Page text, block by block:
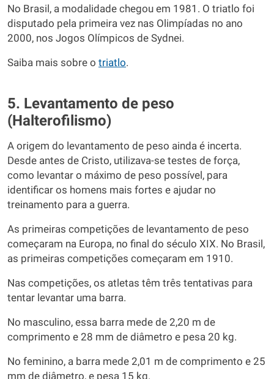
No Brasil, a modalidade chegou em 1981. O triatlo foi
disputado pela primeira vez nas Olimpíadas no ano
2000, nos Jogos Olímpicos de Sydnei.
Saiba mais sobre o triatlo.
5. Levantamento de peso
(Halterofilismo)
A origem do levantamento de peso ainda é incerta.
Desde antes de Cristo, utilizava-se testes de força,
como levantar o máximo de peso possível, para
identificar os homens mais fortes e ajudar no
treinamento para a guerra.
As primeiras competições de levantamento de peso
começaram na Europa, no final do século XIX. No Brasil,
as primeiras competições começaram em 1910.
Nas competições, os atletas têm três tentativas para
tentar levantar uma barra.
No masculino, essa barra mede de 2,20 m de
comprimento e 28 mm de diâmetro e pesa 20 kg.
No feminino, a barra mede 2,01 m de comprimento e 25
mm de diâmetro, e pesa 15 kg.